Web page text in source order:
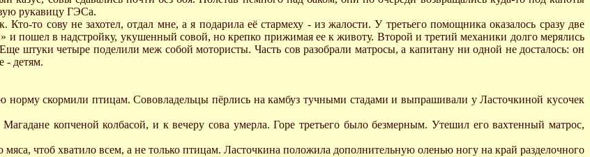
рукавицу ГЭСа.
то сову не захотел, отдал мне, а я подарила её стармеху - из жалости. У третьего помощника оказалось сразу две
и пошел в надстройку, укушенный совой, но крепко прижимая ее к животу. Второй и третий механики долго мерялись
штуки четыре поделили меж собой мотористы. Часть сов разобрали матросы, а капитану ни одной не досталось: он
- детям.
скормили птицам. Сововладельцы пёрлись на камбуз тучными стадами и выпрашивали у Ласточкиной кусочек
копченой колбасой, и к вечеру сова умерла. Горе третьего было безмерным. Утешил его вахтенный матрос,
чтоб хватило всем, а не только птицам. Ласточкина положила дополнительную оленью ногу на край разделочного